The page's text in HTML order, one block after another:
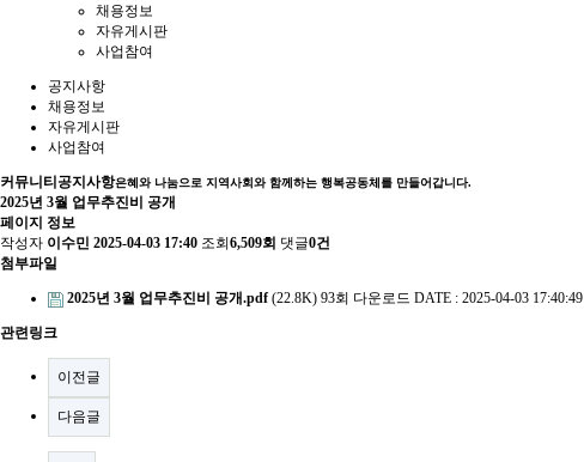
채용정보
자유게시판
사업참여
공지사항
채용정보
자유게시판
사업참여
커뮤니티 공지사항은혜와 나눔으로 지역사회와 함께하는 행복공동체를 만들어갑니다.
2025년 3월 업무추진비 공개
페이지 정보
작성자 이수민 2025-04-03 17:40 조회 6,509회 댓글0건
첨부파일
2025년 3월 업무추진비 공개.pdf(22.8K) 93회 다운로드 DATE : 2025-04-03 17:40:49
관련링크
이전글
다음글